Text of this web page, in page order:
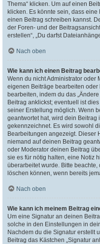
Thema“ klicken. Um auf einen
klicken. Es könnte sein, dass
einen Beitrag schreiben kannst.
der Foren- und der
erstellen“, „Du darfst
Nach oben
Wie kann ich einen Beitrag
Wenn du nicht Administrator oder
eigenen Beiträge bearbeiten
bearbeiten, indem du das
Beitrag anklickst; eventuell ist
seiner Erstellung möglich. Wenn
geantwortet hat, wird dein
gekennzeichnet. Es wird sowohl
Bearbeitungen angezeigt. Dieser
niemand auf deinen Beitrag
oder Moderator deinen Beitrag
sie es für nötig halten, eine Notiz
überarbeitet wurde. Bitte
löschen können, wenn bereits
Nach oben
Wie kann ich meinem Beitrag
Um eine Signatur an deinen
solche in den Einstellungen in
Nachdem du die Signatur erstellt
Beitrag das Kästchen „Signatur